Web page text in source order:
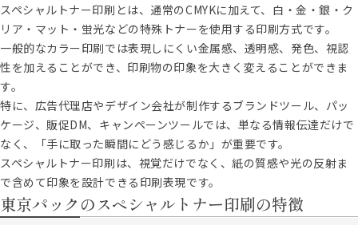
スペシャルトナー印刷とは、通常のCMYKに加えて、白・金・銀・ク
リア・マット・蛍光などの特殊トナーを使用する印刷方式です。
一般的なカラー印刷では表現しにくい金属感、透明感、発色、視認
性を加えることができ、印刷物の印象を大きく変えることができま
す。
特に、広告代理店やデザイン会社が制作するブランドツール、パッ
ケージ、販促DM、キャンペーンツールでは、単なる情報伝達だけで
なく、「手に取った瞬間にどう感じるか」が重要です。
スペシャルトナー印刷は、視覚だけでなく、紙の質感や光の反射ま
で含めて印象を設計できる印刷表現です。
東京パックのスペシャルトナー印刷の特徴